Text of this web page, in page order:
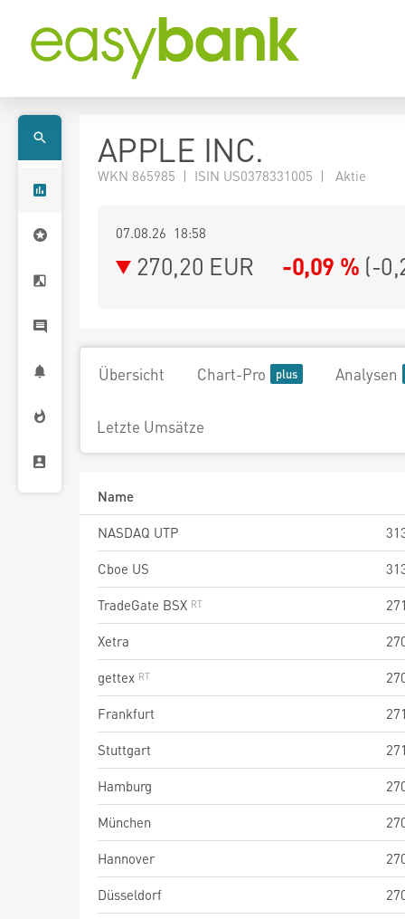
APPLE INC.
WKN 865985 | ISIN US0378331005 | Aktie
07.08.26 18:58
270,20 EUR -0,09 % (-
Übersicht Chart-Pro Analysen
Letzte Umsätze
Name
NASDAQ UTP
Cboe US
TradeGate BSX
Xetra
gettex
Frankfurt
Stuttgart
Hamburg
München
Hannover
Düsseldorf